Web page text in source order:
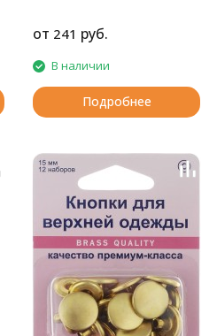
от 241 руб.
В наличии
Подробнее